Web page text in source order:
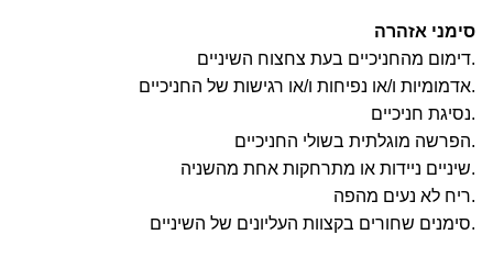
סימני אזהרה
.דימום מהחניכיים בעת צחצוח השיניים
.אדמומיות ו/או נפיחות ו/או רגישות של החניכיים
.נסיגת חניכיים
.הפרשה מוגלתית בשולי החניכיים
.שיניים ניידות או מתרחקות אחת מהשניה
.ריח לא נעים מהפה
.סימנים שחורים בקצוות העליונים של השיניים